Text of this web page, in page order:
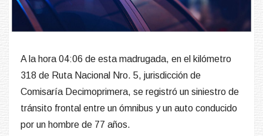
A la hora 04:06 de esta madrugada, en el kilómetro
318 de Ruta Nacional Nro. 5, jurisdicción de
Comisaría Decimoprimera, se registró un siniestro de
tránsito frontal entre un ómnibus y un auto conducido
por un hombre de 77 años.